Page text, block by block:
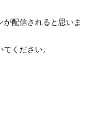
が配信されると思いま
ください。